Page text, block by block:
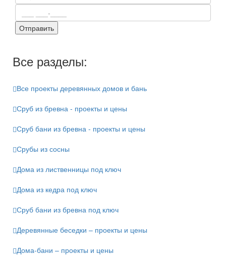
Все разделы:
Все проекты деревянных домов и бань
Сруб из бревна - проекты и цены
Сруб бани из бревна - проекты и цены
Срубы из сосны
Дома из лиственницы под ключ
Дома из кедра под ключ
Сруб бани из бревна под ключ
Деревянные беседки – проекты и цены
Дома-бани – проекты и цены